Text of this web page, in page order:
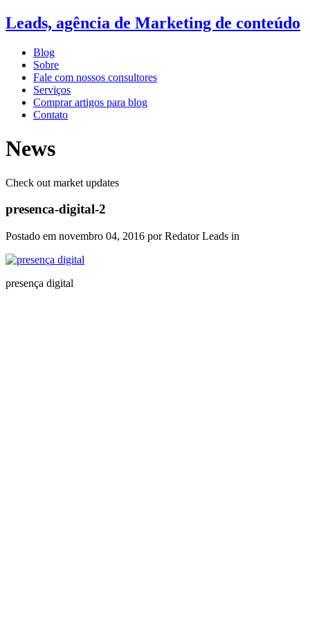
Leads, agência de Marketing de conteúdo
Blog
Sobre
Fale com nossos consultores
Serviços
Comprar artigos para blog
Contato
News
Check out market updates
presenca-digital-2
Postado em novembro 04, 2016 por Redator Leads in
presença digital